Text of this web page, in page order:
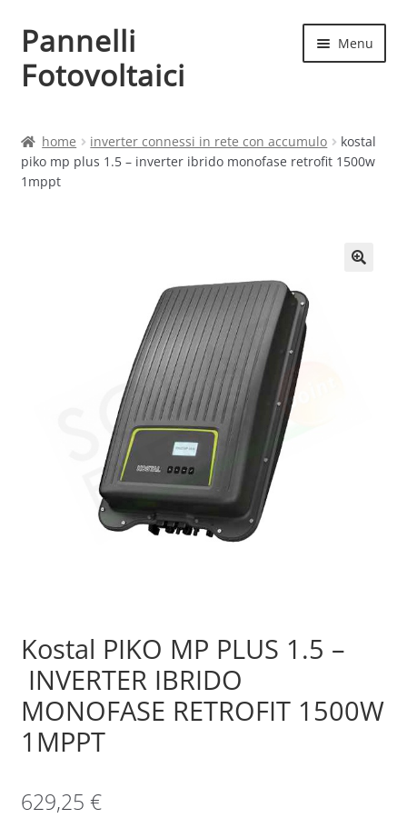
Vai
alla
navigazione
Vai
al
contenuto
Pannelli
Fotovoltaici
Menu
Cart
Sample Page
home inverter connessi in rete con accumulo
kostal
piko mp plus 1.5 – inverter ibrido monofase retrofit 1500w
1mppt
Kostal PIKO MP PLUS 1.5 –
INVERTER IBRIDO
MONOFASE RETROFIT 1500W
1MPPT
629,25 €